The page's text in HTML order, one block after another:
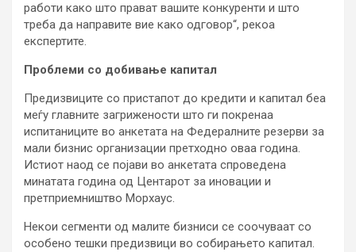
работи како што прават вашите конкуренти и што
треба да направите вие ​​како одговор“, рекоа
експертите.
Проблеми со добивање капитал
Предизвиците со пристапот до кредити и капитал беа
меѓу главните загрижености што ги покренаа
испитаниците во анкетата на Федералните резерви за
мали бизнис организации претходно оваа година.
Истиот наод се појави во анкетата спроведена
минатата година од Центарот за иновации и
претприемништво Морхаус.
Некои сегменти од малите бизниси се соочуваат со
особено тешки предизвици во собирањето капитал.